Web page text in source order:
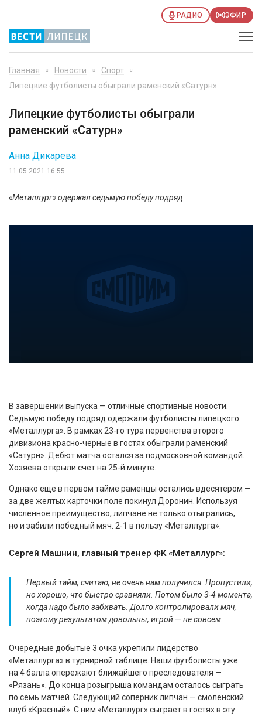
РАДИО ЭФИР
Главная Новости
Спорт
Липецкие футболисты обыграли раменский «Сатурн»
Липецкие футболисты обыграли
раменский «Сатурн»
11.05.2021 16:55
Анна Дикарева
«Металлург» одержал седьмую победу подряд
В завершении выпуска — отличные спортивные новости.
Седьмую победу подряд одержали футболисты липецкого
«Металлурга». В рамках 23-го тура первенства второго
дивизиона красно-черные в гостях обыграли раменский
«Сатурн». Дебют матча остался за подмосковной командой.
Хозяева открыли счет на 25-й минуте.
Однако еще в первом тайме раменцы остались вдесятером —
за две желтых карточки поле покинул Доронин. Используя
численное преимущество, липчане не только отыгрались,
но и забили победный мяч. 2-1 в пользу «Металлурга».
Сергей Машнин, главный тренер ФК «Металлург»:
Первый тайм, считаю, не очень нам получился. Пропустили,
но хорошо, что быстро сравняли. Потом было 3-4 момента,
когда надо было забивать. Долго контролировали мяч,
поэтому результатом довольны, игрой — не совсем.
Очередные добытые 3 очка укрепили лидерство
«Металлурга» в турнирной таблице. Наши футболисты уже
на 4 балла опережают ближайшего преследователя —
«Рязань». До конца розыгрыша командам осталось сыграть
по семь матчей. Следующий соперник липчан — смоленский
клуб «Красный». С ним «Металлург» сыграет в гостях в эту